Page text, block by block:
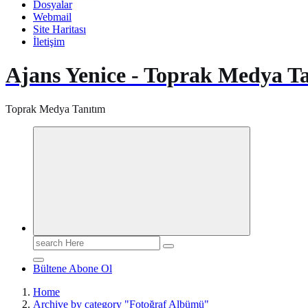
Dosyalar
Webmail
Site Haritası
İletişim
Ajans Yenice - Toprak Medya
Toprak Medya Tanıtım
Search
for:
Bültene Abone Ol
Home
Archive by category "Fotoğraf Albümü"